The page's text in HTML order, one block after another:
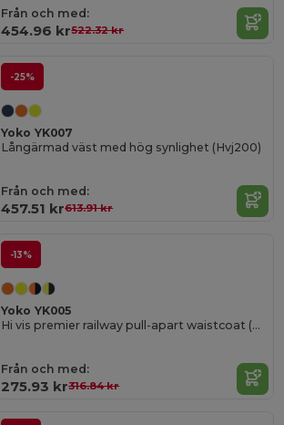
Från och med:
454.96 kr522.32 kr
-25%
Yoko YK007
Långärmad väst med hög synlighet (Hvj200)
Från och med:
457.51 kr613.91 kr
-13%
Yoko YK005
Hi vis premier railway pull-apart waistcoat (HVW118)
Från och med:
275.93 kr316.84 kr